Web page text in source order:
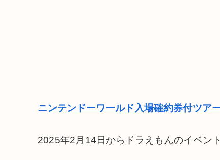
ニンテンドーワールド入場確約券付ツア
2025年2月14日からドラえもんのイベン